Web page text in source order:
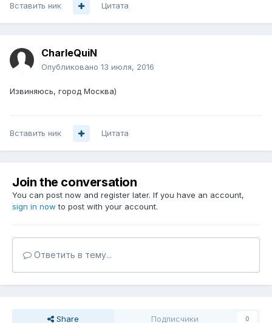
Вставить ник Цитата
CharleQuiN
Опубликовано 13 июля, 2016
Извиняюсь, город Москва)
Вставить ник Цитата
Join the conversation
You can post now and register later. If you have an account,
sign in now to post with your account.
Ответить в тему...
Share Подписчики 0